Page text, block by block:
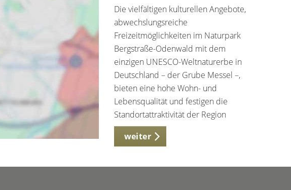
Die vielfältigen kulturellen Angebote,
abwechslungsreiche
Freizeitmöglichkeiten im Naturpark
Bergstraße-Odenwald mit dem
einzigen UNESCO-Weltnaturerbe in
Deutschland – der Grube Messel –,
bieten eine hohe Wohn- und
Lebensqualität und festigen die
Standortattraktivität der Region
weiter